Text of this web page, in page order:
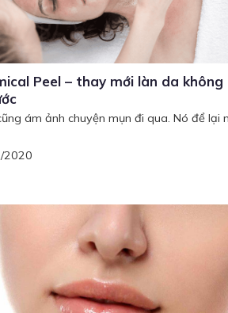
Peel – thay mới làn da không
ám ảnh chuyện mụn đi qua. Nó để lại
2020